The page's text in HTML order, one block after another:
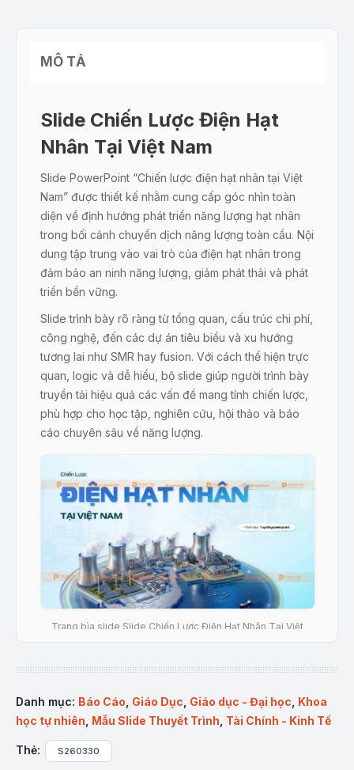
MÔ TẢ
Slide Chiến Lược Điện Hạt
Nhân Tại Việt Nam
Slide PowerPoint “Chiến lược điện hạt nhân tại Việt
Nam” được thiết kế nhằm cung cấp góc nhìn toàn
diện về định hướng phát triển năng lượng hạt nhân
trong bối cảnh chuyển dịch năng lượng toàn cầu. Nội
dung tập trung vào vai trò của điện hạt nhân trong
đảm bảo an ninh năng lượng, giảm phát thải và phát
triển bền vững.
Slide trình bày rõ ràng từ tổng quan, cấu trúc chi phí,
công nghệ, đến các dự án tiêu biểu và xu hướng
tương lai như SMR hay fusion. Với cách thể hiện trực
quan, logic và dễ hiểu, bộ slide giúp người trình bày
truyền tải hiệu quả các vấn đề mang tính chiến lược,
phù hợp cho học tập, nghiên cứu, hội thảo và báo
cáo chuyên sâu về năng lượng.
Trang bìa slide Slide Chiến Lược Điện Hạt Nhân Tại Việt
Nam
Mô tả sản phẩm:
Slide được thiết kế theo phong cách hiện đại với
tone xanh dương – trắng chủ đạo, tạo cảm giác
Danh mục: Báo Cáo Giáo Dục Giáo dục - Đại học Khoa
học tự nhiên Mẫu Slide Thuyết Trình Tài Chính - Kinh Tế
Thẻ: S260330